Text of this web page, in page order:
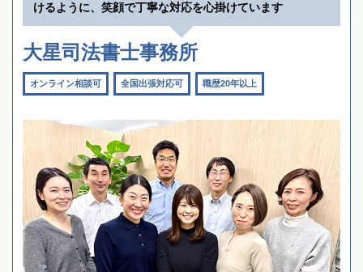
けるように、笑顔で丁寧な対応を心掛けています
大星司法書士事務所
オンライン相談可 全国出張対応可 職歴20年以上